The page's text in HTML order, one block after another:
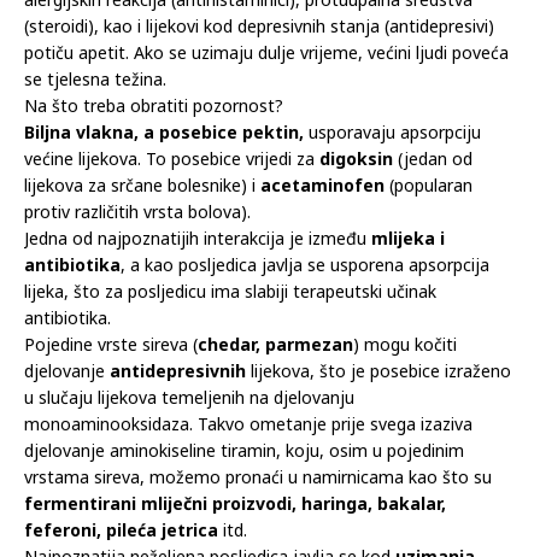
alergijskih reakcija (antihistaminici), protuupalna sredstva
(steroidi), kao i lijekovi kod depresivnih stanja (antidepresivi)
potiču apetit. Ako se uzimaju dulje vrijeme, većini ljudi poveća
se tjelesna težina.
Na što treba obratiti pozornost?
Biljna vlakna, a posebice pektin, usporavaju apsorpciju
većine lijekova. To posebice vrijedi za digoksin (jedan od
lijekova za srčane bolesnike) i acetaminofen (popularan
protiv različitih vrsta bolova).
Jedna od najpoznatijih interakcija je između mlijeka i
antibiotika, a kao posljedica javlja se usporena apsorpcija
lijeka, što za posljedicu ima slabiji terapeutski učinak
antibiotika.
Pojedine vrste sireva (chedar, parmezan) mogu kočiti
djelovanje antidepresivnih lijekova, što je posebice izraženo
u slučaju lijekova temeljenih na djelovanju
monoaminooksidaza. Takvo ometanje prije svega izaziva
djelovanje aminokiseline tiramin, koju, osim u pojedinim
vrstama sireva, možemo pronaći u namirnicama kao što su
fermentirani mliječni proizvodi, haringa, bakalar,
feferoni, pileća jetrica itd.